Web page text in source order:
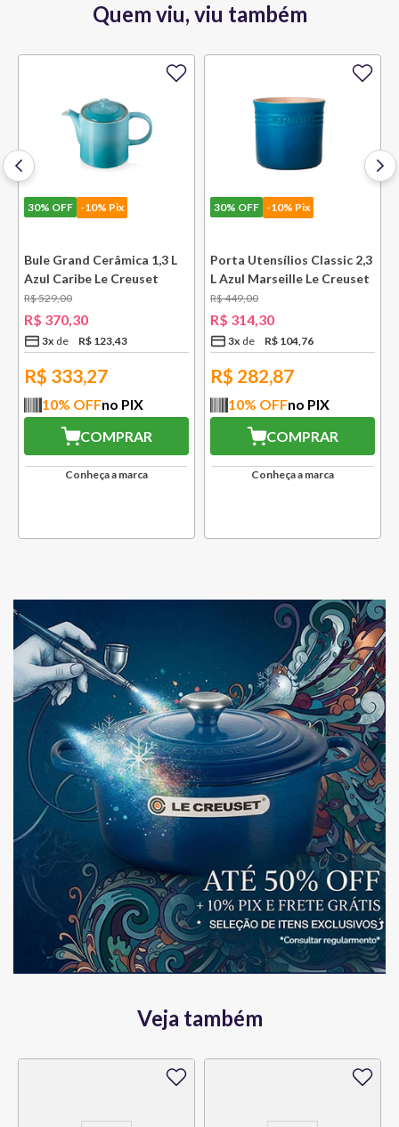
Quem viu, viu também
30% OFF -10% Pix
Bule Grand Cerâmica 1,3 L
Azul Caribe Le Creuset
R$529,00
R$ 370,30
3x R$ 123,43
R$ 333,27
10% OFFno PIX
COMPRAR
Conheça a marca
30% OFF -10% Pix
Porta Utensílios Classic 2,3
L Azul Marseille Le Creuset
R$449,00
R$ 314,30
3x R$ 104,76
R$ 282,87
10% OFFno PIX
COMPRAR
Conheça a marca
Veja também